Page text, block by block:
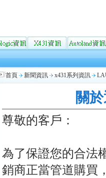
首頁 新聞資訊 x431系列資訊
關
尊敬的客戶：
為了保證您的合法
銷商正當管道購買